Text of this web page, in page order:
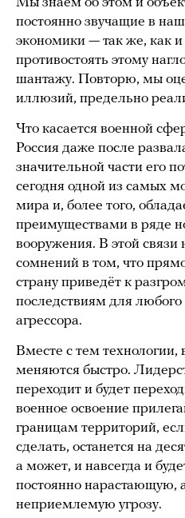
постоянно звучащие в
экономики — так же, как
противостоять этому
шантажу. Повторю, мы
иллюзий, предельно
Что касается военной
Россия даже после
значительной части его
сегодня одной из самых
мира и, более того,
преимуществами в ряде
вооружения. В этой связи
сомнений в том, что
страну приведёт к
последствиям для любого
агрессора.
Вместе с тем технологии,
меняются быстро.
переходит и будет
военное освоение
границам территорий,
сделать, останется на
а может, и навсегда и
постоянно нарастающую,
неприемлемую угрозу.